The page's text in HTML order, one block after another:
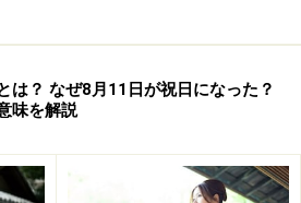
・呼び名
花を散らす「花風」「花嵐」
は？ なぜ8月11日が祝日になった？
味を解説